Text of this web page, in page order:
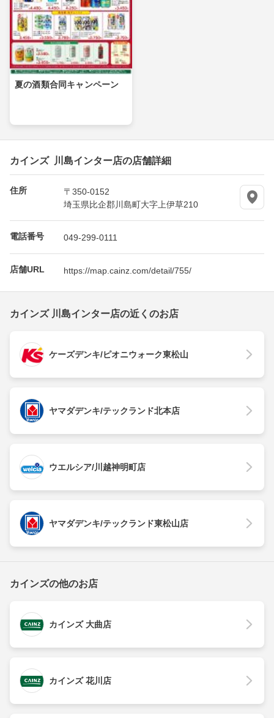
夏の酒類合同キャンペーン
カインズ 川島インター店の店舗詳細
住所
〒350-0152
埼玉県比企郡川島町大字上伊草210
電話番号 049-299-0111
店舗URL https://map.cainz.com/detail/755/
カインズ 川島インター店の近くのお店
ケーズデンキ/ピオニウォーク東松山
ヤマダデンキ/テックランド北本店
ウエルシア/川越神明町店
ヤマダデンキ/テックランド東松山店
カインズの他のお店
カインズ 大曲店
カインズ 花川店